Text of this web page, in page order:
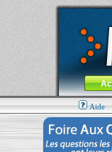
MacBook-fr.com :
Aller au contenu
Menu
Aide